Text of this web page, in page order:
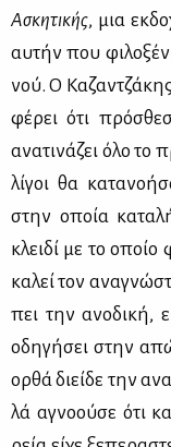
Ασκη­τι­κής, μια
αυ­τήν που
νού. Ο
φέ­ρει ότι
ανα­τι­νά­ζει όλο το
λί­γοι θα
στην οποία
κλει­δί με το οποίο
κα­λεί τον
πει την ανο­δι­κή,
οδη­γή­σει στην
ορ­θά διεί­δε την
λά αγνο­ού­σε ότι